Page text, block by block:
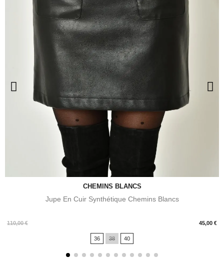
CHEMINS BLANCS
Jupe En Cuir Synthétique Chemins Blancs
110,00 € 45,00 €
Prix
36 38 40